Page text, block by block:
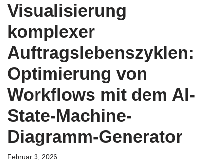
Visualisierung
komplexer
Auftragslebenszyklen:
Optimierung von
Workflows mit dem AI-
State-Machine-
Diagramm-Generator
Februar 3, 2026